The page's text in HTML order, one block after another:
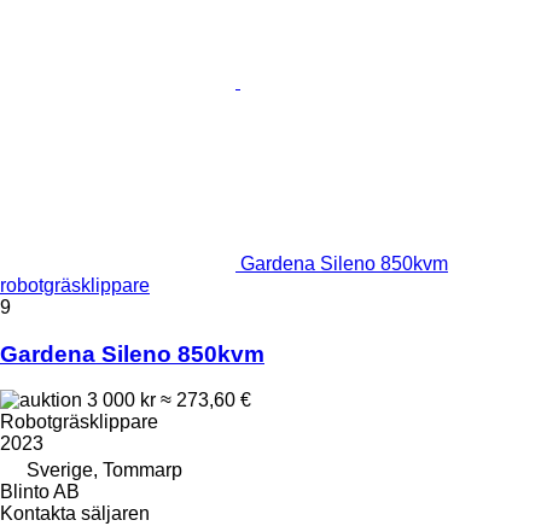
Gardena Sileno 850kvm
robotgräsklippare
9
Gardena Sileno 850kvm
3 000 kr ≈ 273,60 €
Robotgräsklippare
2023
Sverige, Tommarp
Blinto AB
Kontakta säljaren